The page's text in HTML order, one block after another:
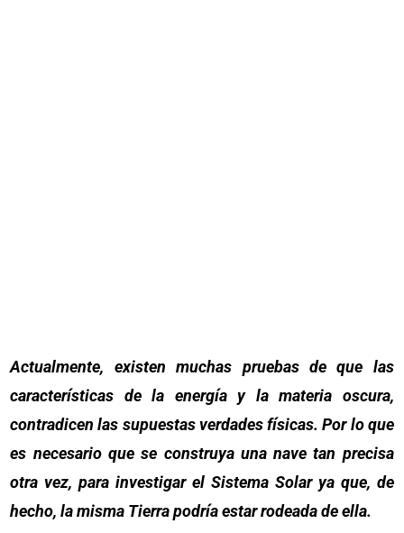
Actualmente, existen muchas pruebas de que las
características de la energía y la materia oscura,
contradicen las supuestas verdades físicas. Por lo que
es necesario que se construya una nave tan precisa
otra vez, para investigar el Sistema Solar ya que, de
hecho, la misma Tierra podría estar rodeada de ella.